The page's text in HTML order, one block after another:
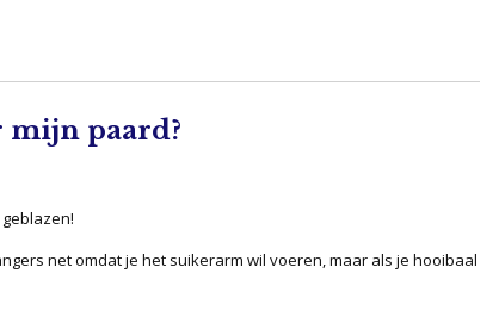
mijn paard?
net omdat je het suikerarm wil voeren, maar als je hooibaal